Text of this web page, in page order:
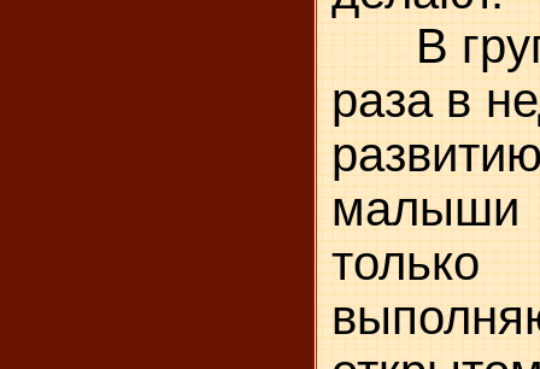
В
раза в
малыши
только